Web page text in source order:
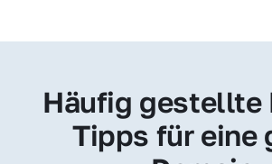
Häufig gestellte
Tipps für eine